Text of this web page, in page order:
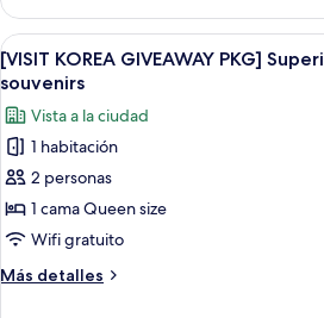
+
K-
souvenirs
KOREA
GIVEAWAY
PKG]
Casaloma
+
K-
souvenirs
Abrir
todas
las
fotos
de
[VISIT
KOREA
GIVEAWAY
PKG]
Superior
Una
14
[VISIT KOREA GIVEAWAY PKG]
souvenirs
Vista a la ciudad
1 habitación
2 personas
1 cama Queen size
Wifi gratuito
Más detalles
Más